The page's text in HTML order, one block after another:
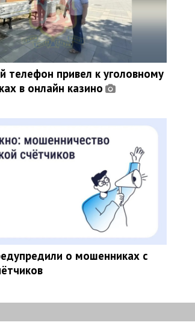
телефон привел к уголовному
в онлайн казино
о мошенниках с